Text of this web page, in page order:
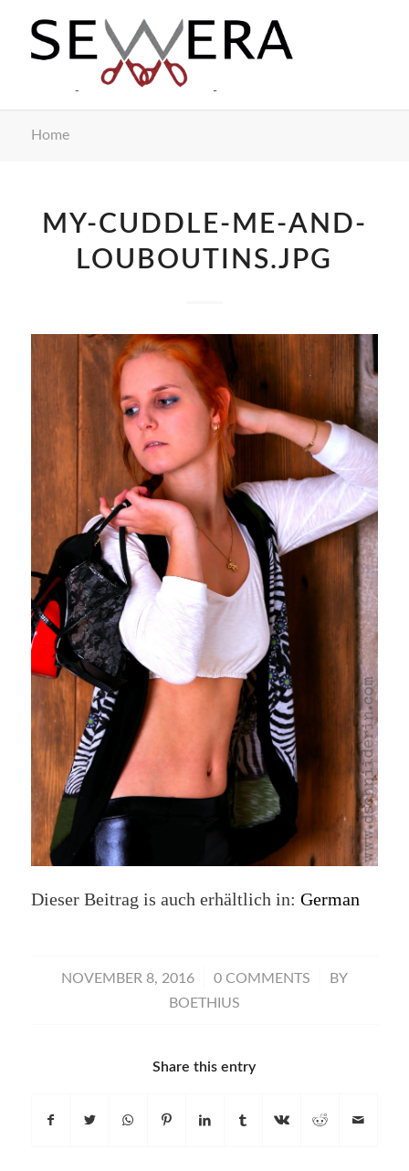
Home
MY-CUDDLE-ME-AND-
LOUBOUTINS.JPG
Dieser Beitrag is auch erhältlich in: German
NOVEMBER 8, 2016
/ 0 COMMENTS
/
BY
BOETHIUS
Share this entry